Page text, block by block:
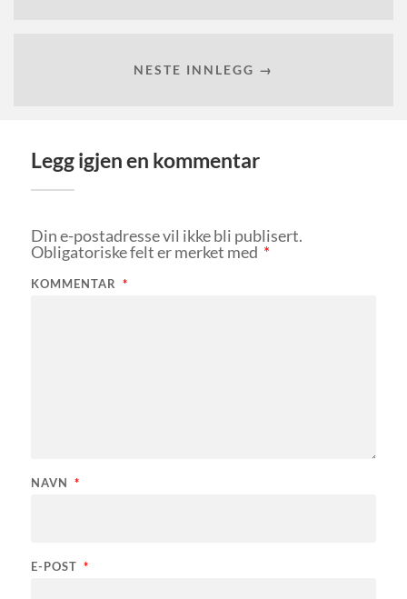
NESTE INNLEGG →
Legg igjen en kommentar
Din e-postadresse vil ikke bli publisert.
Obligatoriske felt er merket med *
KOMMENTAR *
NAVN *
E-POST *